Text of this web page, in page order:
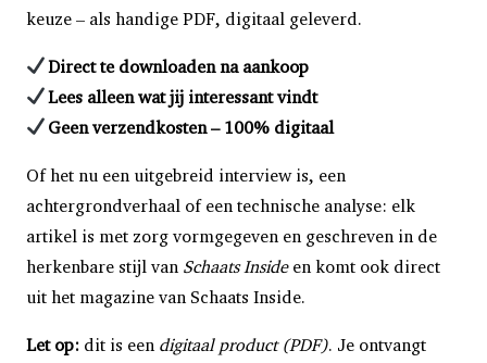
keuze – als handige PDF, digitaal geleverd.
Direct te downloaden na aankoop
Lees alleen wat jij interessant vindt
Geen verzendkosten – 100% digitaal
Of het nu een uitgebreid interview is, een
achtergrondverhaal of een technische analyse: elk
artikel is met zorg vormgegeven en geschreven in de
herkenbare stijl van Schaats Inside en komt ook direct
uit het magazine van Schaats Inside.
Let op: dit is een digitaal product (PDF). Je ontvangt